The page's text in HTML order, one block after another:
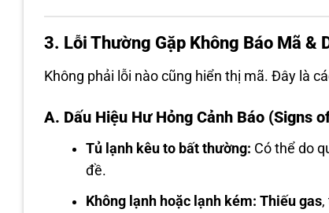
3. Lỗi Thường Gặp Không Báo Mã &
Không phải lỗi nào cũng hiển thị mã. Đây là
A. Dấu Hiệu Hư Hỏng Cảnh Báo (Signs
Tủ lạnh kêu to bất thường: Có thể do
đề.
Không lạnh hoặc lạnh kém: Thiếu gas